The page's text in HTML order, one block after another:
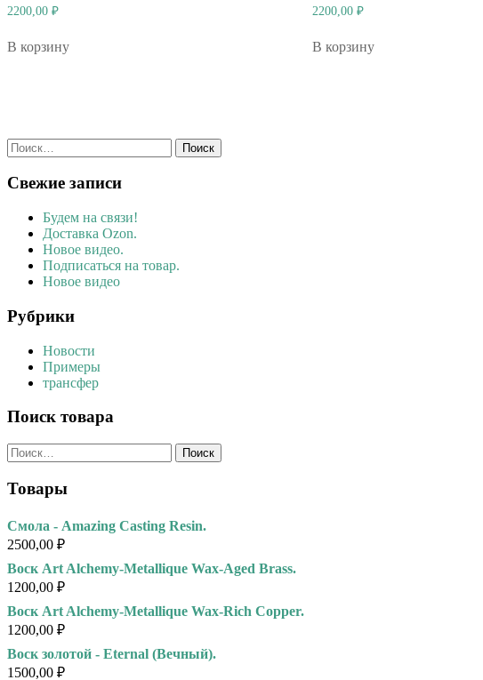
2200,00 ₽
В корзину
2200,00₽
В корзину
Найти:
Свежие записи
Будем на связи!
Доставка Ozon.
Новое видео.
Подписаться на товар.
Новое видео
Рубрики
Новости
Примеры
трансфер
Поиск товара
Найти:
Товары
Смола - Amazing Casting Resin.
2500,00 ₽
Воск Art Alchemy-Metallique Wax-Aged Brass.
1200,00 ₽
Воск Art Alchemy-Metallique Wax-Rich Copper.
1200,00 ₽
Воск золотой - Eternal (Вечный).
1500,00 ₽